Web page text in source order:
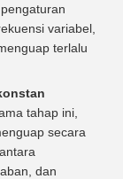
variabel,
terlalu
tahap ini,
secara
dan